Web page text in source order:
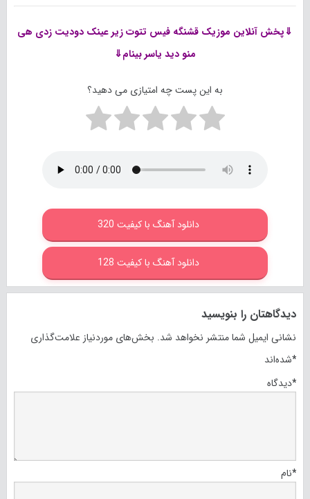
⇓پخش آنلاین موزیک قشنگه فیس تتوت زیر عینک دودیت زدی هی
منو دید یاسر بینام⇓
به این پست چه امتیازی می دهید؟
دانلود آهنگ با کیفیت 320
دانلود آهنگ با کیفیت 128
دیدگاهتان را بنویسید
نشانی ایمیل شما منتشر نخواهد شد. بخش‌های موردنیاز علامت‌گذاری
شده‌اند*
دیدگاه*
نام*